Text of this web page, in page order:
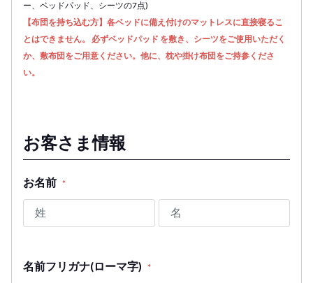
ー、ベッドパッド、シーツの7点)
【布団を持ち込む方】各ベッドに備え付けのマットレスに直接寝るこ
とはできません。 必ずベッドパッド を敷き、シーツをご使用いただく
か、敷布団をご用意ください。他に、枕や掛け布団をご持参くださ
い。
お客さま情報
お名前 *
名前フリガナ(ローマ字) *